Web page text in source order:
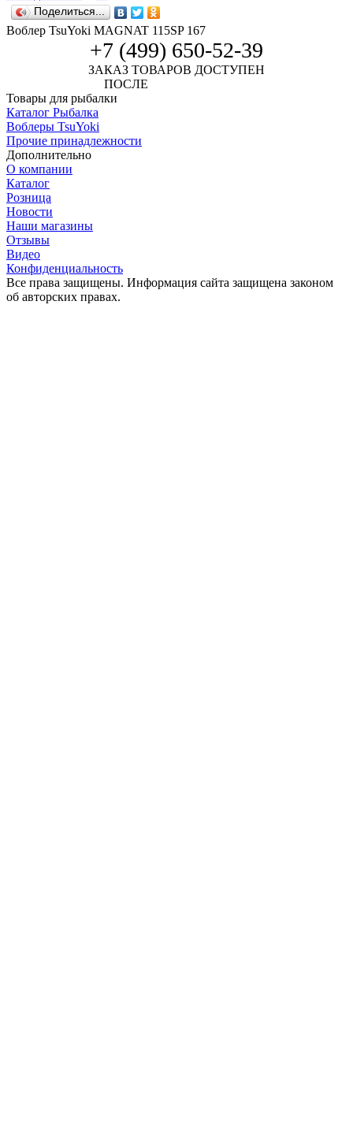
Поделиться...
Воблер TsuYoki MAGNAT 115SP 167
+7 (499) 650-52-39
ЗАКАЗ ТОВАРОВ ДОСТУПЕН
ПОСЛЕ
Товары для рыбалки
Каталог Рыбалка
Воблеры TsuYoki
Прочие принадлежности
Дополнительно
О компании
Каталог
Розница
Новости
Наши магазины
Отзывы
Видео
Конфиденциальность
Все права защищены. Информация сайта защищена законом
об авторских правах.